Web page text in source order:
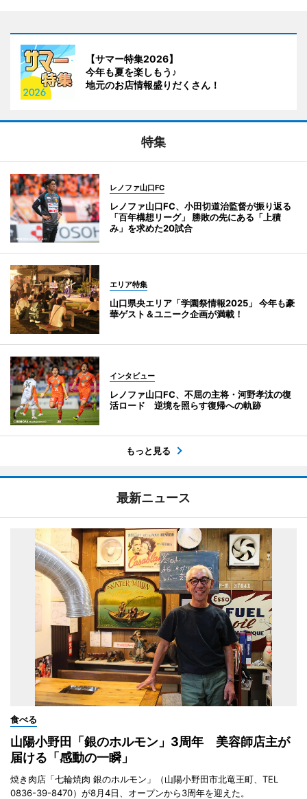
【サマー特集2026】
今年も夏を楽しもう♪
地元のお店情報盛りだくさん！
特集
レノファ山口FC
レノファ山口FC、小田切道治監督が振り返る
「百年構想リーグ」 勝敗の先にある「上積
み」を求めた20試合
エリア特集
山口県央エリア「学園祭情報2025」 今年も豪
華ゲスト＆ユニーク企画が満載！
インタビュー
レノファ山口FC、不屈の主将・河野孝汰の復
活ロード 逆境を照らす復帰への軌跡
もっと見る
最新ニュース
食べる
山陽小野田「銀のホルモン」3周年 美容師店主が
届ける「感動の一瞬」
焼き肉店「七輪焼肉 銀のホルモン」（山陽小野田市北竜王町、TEL
0836-39-8470）が8月4日、オープンから3周年を迎えた。